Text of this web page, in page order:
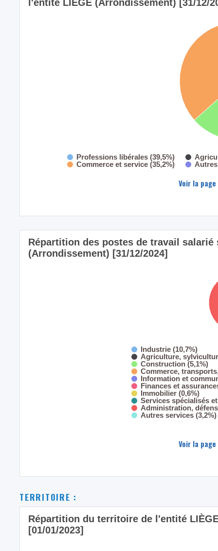
l'entité LIÈGE (Arrondissement) [31/12/
Professions libérales (39,5%)
Commerce et service (35,2%)
Voir la
Répartition des postes de travail
(Arrondissement) [31/12/2024]
Industrie (10,7%)
Agriculture,
Construction (5,1%)
Commerce,
Information et
Finances et
Immobilier (0,6%)
Services spécialisés
Administration,
Autres services (3,2%)
Voir la
TERRITOIRE :
Répartition du territoire de l'entité
[01/01/2023]